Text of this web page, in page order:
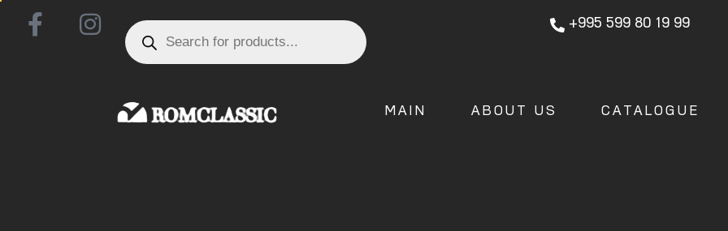
+995 599 80 19 99
MAIN ABOUT US CATALOGUE